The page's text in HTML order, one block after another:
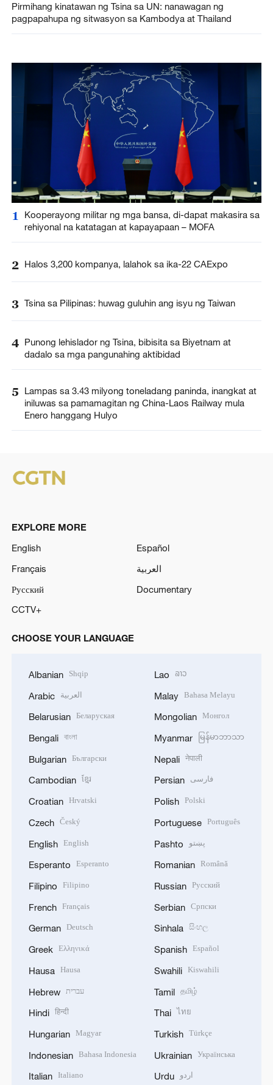
Pirmihang kinatawan ng Tsina sa UN: nanawagan ng
pagpapahupa ng sitwasyon sa Kambodya at Thailand
1
Kooperayong militar ng mga bansa, di-dapat makasira sa
rehiyonal na katatagan at kapayapaan – MOFA
2 Halos 3,200 kompanya, lalahok sa ika-22 CAExpo
3 Tsina sa Pilipinas: huwag guluhin ang isyu ng Taiwan
4 Punong lehislador ng Tsina, bibisita sa Biyetnam at
dadalo sa mga pangunahing aktibidad
5
Lampas sa 3.43 milyong toneladang paninda, inangkat at
iniluwas sa pamamagitan ng China-Laos Railway mula
Enero hanggang Hulyo
EXPLORE MORE
English
Español
Français
العربية
Русский
Documentary
CCTV+
CHOOSE YOUR LANGUAGE
Albanian Shqip
Arabic العربية
Belarusian Беларуская
Bengali বাংলা
Bulgarian Български
Cambodian ខ្មែរ
Croatian Hrvatski
Czech Český
English English
Esperanto Esperanto
Filipino Filipino
French Français
German Deutsch
Greek Ελληνικά
Hausa Hausa
Hebrew עברית
Hindi हिन्दी
Hungarian Magyar
Indonesian Bahasa Indonesia
Italian Italiano
Lao ລາວ
Malay Bahasa Melayu
Mongolian Монгол
Myanmar မြန်မာဘာသာ
Nepali नेपाली
Persian فارسی
Polish Polski
Portuguese Português
Pashto پښتو
Romanian Română
Russian Русский
Serbian Српски
Sinhala සිංහල
Spanish Español
Swahili Kiswahili
Tamil தமிழ்
Thai ไทย
Turkish Türkçe
Ukrainian Українська
Urdu اردو